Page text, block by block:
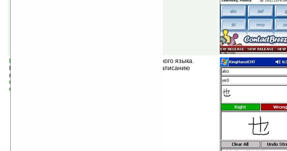
(шареварная) — самоучитель китайского языка.
Поддерживается обучение чтению и правильному написанию
иероглифов.
Скачать KingHanzi (Traditional) v6.0
Скачать KingHanzi v6.0